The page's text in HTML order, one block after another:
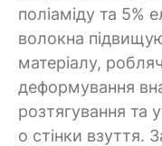
поліаміду та 5%
волокна
матеріалу,
деформування
розтягування та
о стінки взуття.